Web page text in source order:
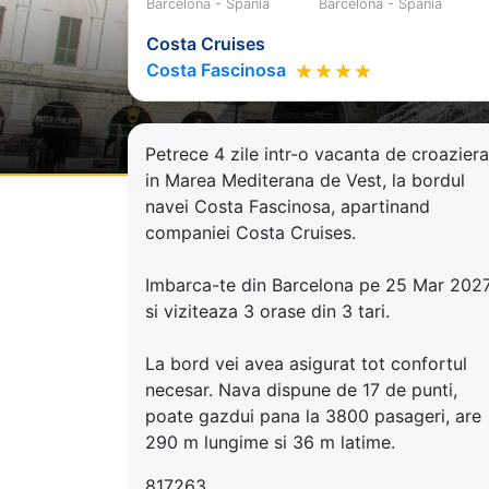
Barcelona - Spania Barcelona - Spania
Costa Cruises
Costa Fascinosa
Petrece 4 zile intr-o vacanta de croaziera
in Marea Mediterana de Vest, la bordul
navei Costa Fascinosa, apartinand
companiei Costa Cruises.
Imbarca-te din Barcelona pe 25 Mar
si viziteaza 3 orase din 3 tari.
La bord vei avea asigurat tot confortul
necesar. Nava dispune de 17 de punti,
poate gazdui pana la 3800 pasageri, are
290 m lungime si 36 m latime.